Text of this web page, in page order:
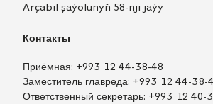
Arçabil şaýolunyň 58-nji jaýy
Контакты
Приёмная: +993 12 44-38-48
Заместитель главреда: +993 12 44-38-
Ответственный секретарь: +993 12 40-